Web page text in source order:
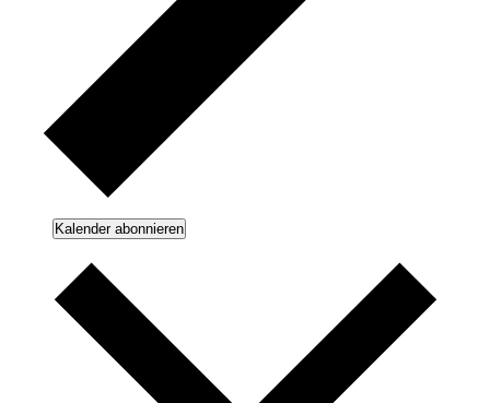
Kalender abonnieren